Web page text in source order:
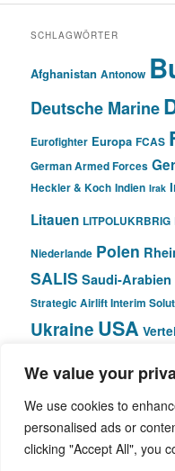
We value your
We use cookies to
personalised ads or
clicking "Accept All", you
SCHLAGWÖRTER
Afghanistan Antonow
Deutsche Marine
Eurofighter Europa FCAS
German Armed Forces
Heckler & Koch Indien Irak
Litauen LITPOLUKRBRIG
Niederlande Polen
SALIS Saudi-Arabien
Strategic Airlift Interim
Ukraine USA
© Pivot Area